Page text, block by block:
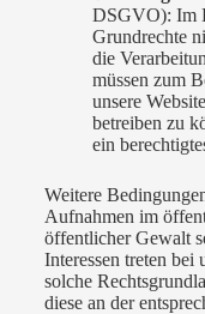
DSGVO): Im
Grundrechte
die
müssen zum
unsere
betreiben zu
ein
Weitere
Aufnahmen im
öffentlicher Gewalt
Interessen treten
solche
diese an der